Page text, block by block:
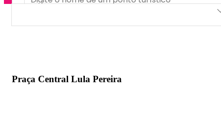
Praça Central Lula Pereira